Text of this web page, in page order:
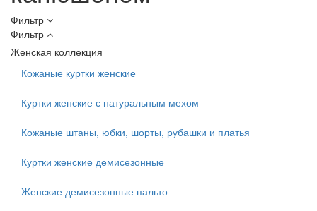
Фильтр
Фильтр
Женская коллекция
Кожаные куртки женские
Куртки женские с натуральным мехом
Кожаные штаны, юбки, шорты, рубашки и платья
Куртки женские демисезонные
Женские демисезонные пальто